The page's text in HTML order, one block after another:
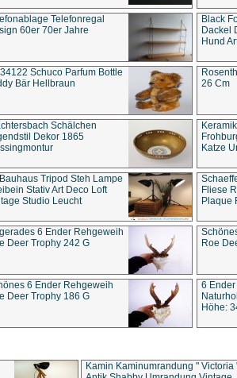
Telefonregal
60er 70er Jahre
Black
Dackel
Hund
Schuco Parfum Bottle
Bär Hellbraun
26 Cm
Schälchen
Dekor 1865
Katze
Tripod Steh Lampe
Stativ Art Deco Loft
Studio Leucht
Fliese
Plaque
6 Ender Rehgeweih
Deer Trophy 242 G
Roe
6 Ender Rehgeweih
Deer Trophy 186 G
6
Höhe:
Kamin Kaminumrandung " Victoria